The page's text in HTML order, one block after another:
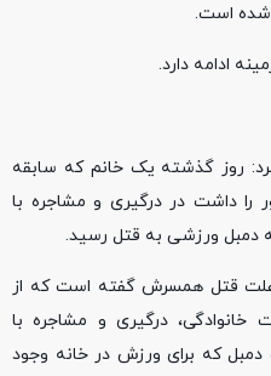
شده است.
ادامه دارد.
روز گذشته یک خانم که سابقه
را داشت در درگیری و مشاجره با
علت قتل همسرش گفته است که از
خانوادگی، درگیری و مشاجره با
که برای ورزش در خانه وجود